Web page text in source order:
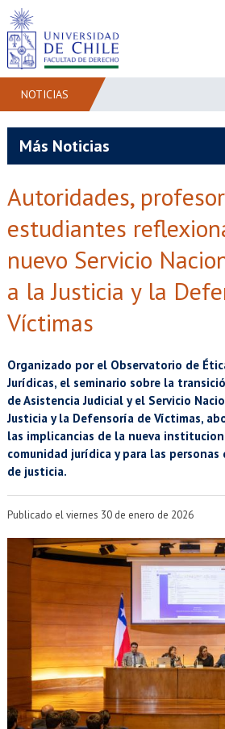
POSTGRADO
ADMISIÓN
EXTENSIÓN
Académicos
Egresados
NOTICIAS
Más Noticias
Autoridades,
estudiantes
nuevo Servicio
a la Justicia y la
Víctimas
Organizado por el Observatorio de
Jurídicas, el seminario sobre la
de Asistencia Judicial y el Servicio
Justicia y la Defensoría de Víctimas,
las implicancias de la nueva
comunidad jurídica y para las personas
de justicia.
Publicado el viernes 30 de enero de 2026